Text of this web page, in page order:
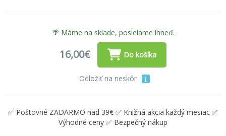
🌴 Máme na sklade, posielame ihneď.
16,00€ Do košíka
Odložiť na neskôr
✅ Poštovné ZADARMO nad 39€ ✅ Knižná akcia každý mesiac ✅
Výhodné ceny ✅ Bezpečný nákup